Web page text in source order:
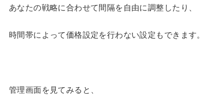
あなたの戦略に合わせて間隔を自由に調整したり、
時間帯によって価格設定を行わない設定もできます。
管理画面を見てみると、